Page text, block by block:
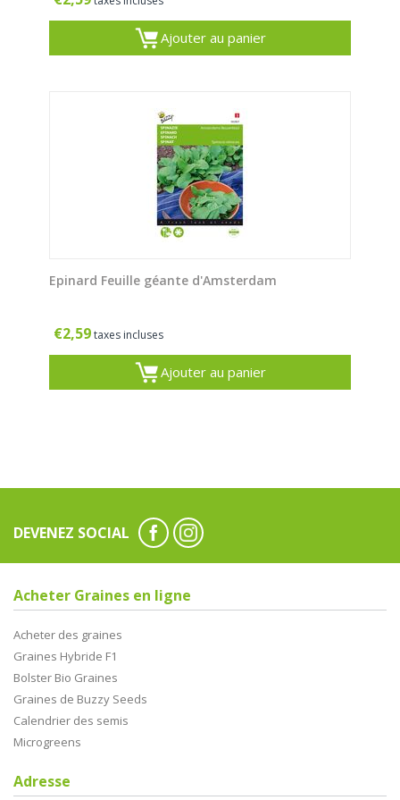
Ajouter au panier
Epinard Feuille géante d'Amsterdam
€2,59taxes incluses
Ajouter au panier
DEVENEZ SOCIAL
Acheter Graines en ligne
Acheter des graines
Graines Hybride F1
Bolster Bio Graines
Graines de Buzzy Seeds
Calendrier des semis
Microgreens
Adresse